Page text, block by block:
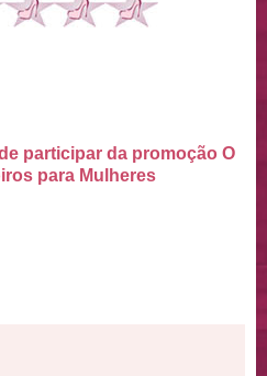
participar da promoção O
para Mulheres